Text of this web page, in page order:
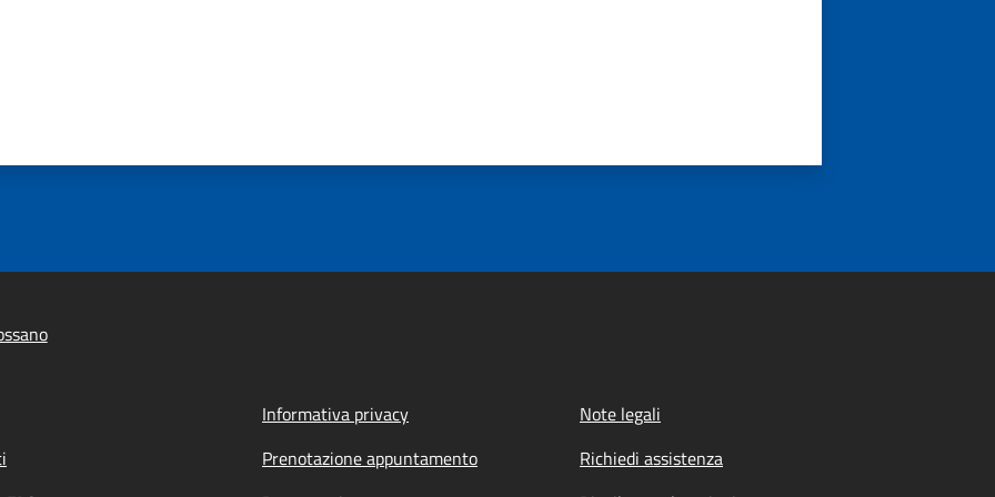
Informativa privacy
Note legali
Prenotazione appuntamento
Richiedi assistenza